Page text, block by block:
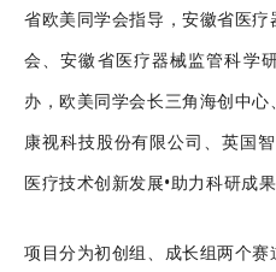
省欧美同学会指导，安徽省医
会、安徽省医疗器械监管科学
办，欧美同学会长三角海创中
康视科技股份有限公司、英国
医疗技术创新发展•助力科研成果
项目分为初创组、成长组两个